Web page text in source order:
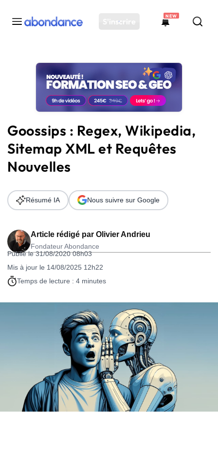
S'inscrire
NEW
Toutes les actus
Actus SEO
Plateforme
Solutions
Ressources
Audit SEO
Goossips : Regex, Wikipedia,
Sitemap XML et Requêtes
Nouvelles
Article rédigé par Olivier Andrieu
Fondateur Abondance
Publié le 31/08/2020 08h03
Mis à jour le 14/08/2025 12h22
Temps de lecture : 4 minutes
Résumé IA Nous suivre sur Google